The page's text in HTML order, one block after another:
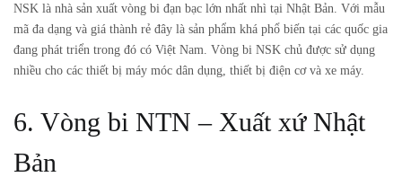
NSK là nhà sản xuất vòng bi đạn bạc lớn nhất nhì tại Nhật Bản. Với mẫu
mã đa dạng và giá thành rẻ đây là sản phẩm khá phổ biến tại các quốc gia
đang phát triển trong đó có Việt Nam. Vòng bi NSK chủ được sử dụng
nhiều cho các thiết bị máy móc dân dụng, thiết bị điện cơ và xe máy.
6. Vòng bi NTN – Xuất xứ Nhật
Bản